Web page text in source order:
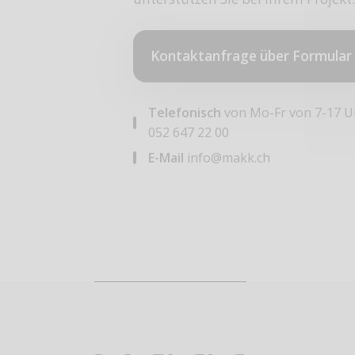
Kontaktanfrage über Formular
Telefonisch von Mo-Fr von 7-17
052 647 22 00
E-Mail info@makk.ch